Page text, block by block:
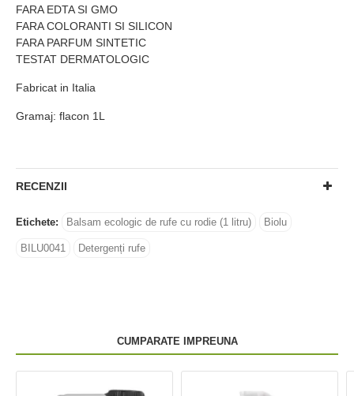
FARA EDTA SI GMO
FARA COLORANTI SI SILICON
FARA PARFUM SINTETIC
TESTAT DERMATOLOGIC
Fabricat in Italia
Gramaj: flacon 1L
RECENZII
Etichete: Balsam ecologic de rufe cu rodie (1 litru) Biolu
BILU0041 Detergenți rufe
CUMPARATE IMPREUNA